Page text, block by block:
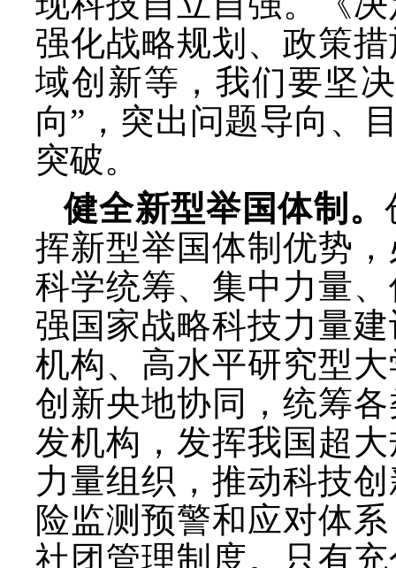
强化战略规划、政策
域创新等，我们要坚
向”，突出问题导向、
突破。
健全新型举国体制。
挥新型举国体制优势
科学统筹、集中力量
强国家战略科技力量
机构、高水平研究型
创新央地协同，统筹
发机构，发挥我国超
力量组织，推动科技
险监测预警和应对体
社团管理制度。只有